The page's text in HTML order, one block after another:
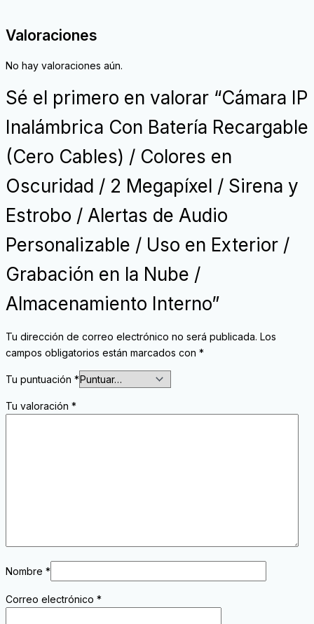
Valoraciones
No hay valoraciones aún.
Sé el primero en valorar “Cámara IP
Inalámbrica Con Batería Recargable
(Cero Cables) / Colores en
Oscuridad / 2 Megapíxel / Sirena y
Estrobo / Alertas de Audio
Personalizable / Uso en Exterior /
Grabación en la Nube /
Almacenamiento Interno”
Tu dirección de correo electrónico no será publicada. Los
campos obligatorios están marcados con *
Tu puntuación *
Tu valoración *
Nombre *
Correo electrónico *